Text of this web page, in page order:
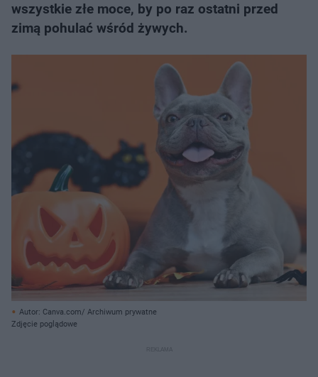
wszystkie złe moce, by po raz ostatni przed
zimą pohulać wśród żywych.
Autor: Canva.com/ Archiwum prywatne
Zdjęcie poglądowe